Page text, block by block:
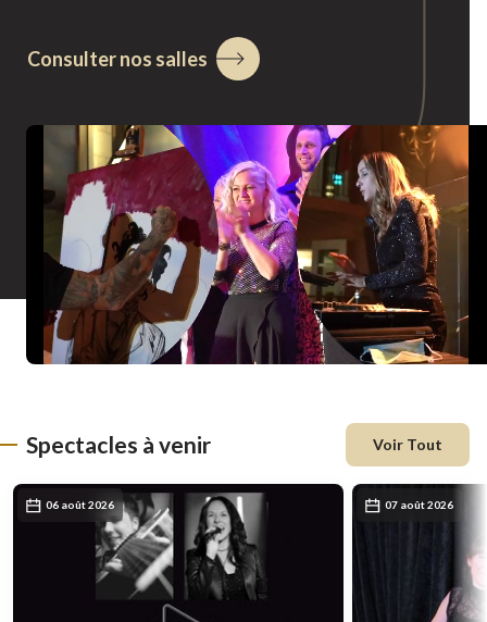
Consulter nos salles
Spectacles à venir Voir Tout
06 août 2026 07 août 2026